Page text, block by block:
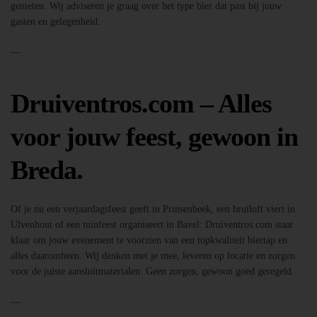
genieten. Wij adviseren je graag over het type bier dat past bij jouw
gasten en gelegenheid.
—
Druiventros.com – Alles
voor jouw feest, gewoon in
Breda.
Of je nu een verjaardagsfeest geeft in Prinsenbeek, een bruiloft viert in
Ulvenhout of een tuinfeest organiseert in Bavel: Druiventros.com staat
klaar om jouw evenement te voorzien van een topkwaliteit biertap en
alles daaromheen. Wij denken met je mee, leveren op locatie en zorgen
voor de juiste aansluitmaterialen. Geen zorgen, gewoon goed geregeld.
—